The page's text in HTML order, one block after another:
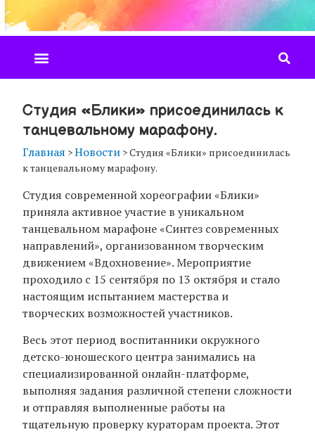
Студия «Блики» присоединилась к
танцевальному марафону.
Главная >Новости >Студия «Блики» присоединилась
к танцевальному марафону.
Студия современной хореографии «Блики»
приняла активное участие в уникальном
танцевальном марафоне «Синтез современных
направлений», организованном творческим
движением «Вдохновение». Мероприятие
проходило с 15 сентября по 13 октября и стало
настоящим испытанием мастерства и
творческих возможностей участников.
Весь этот период воспитанники окружного
детско-юношеского центра занимались на
специализированной онлайн-платформе,
выполняя задания различной степени сложности
и отправляя выполненные работы на
тщательную проверку кураторам проекта. Этот